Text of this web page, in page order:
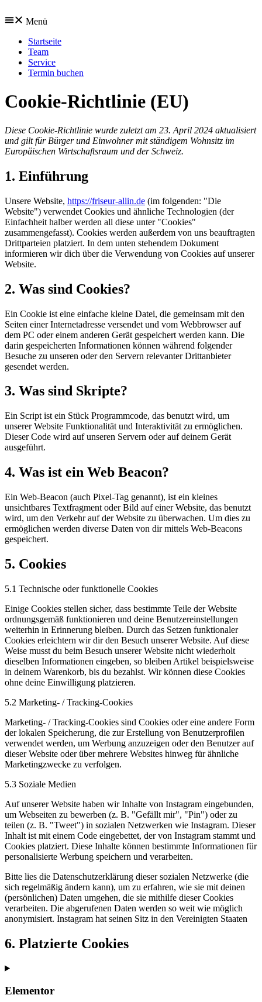
Inhalt Menü
Startseite
Team
Service
Termin buchen
Cookie-Richtlinie (EU)
Diese Cookie-Richtlinie wurde zuletzt am 23. April 2024 aktualisiert
und gilt für Bürger und Einwohner mit ständigem Wohnsitz im
Europäischen Wirtschaftsraum und der Schweiz.
1. Einführung
Unsere Website, https://friseur-allin.de (im folgenden: "Die
Website") verwendet Cookies und ähnliche Technologien (der
Einfachheit halber werden all diese unter "Cookies"
zusammengefasst). Cookies werden außerdem von uns beauftragten
Drittparteien platziert. In dem unten stehendem Dokument
informieren wir dich über die Verwendung von Cookies auf unserer
Website.
2. Was sind Cookies?
Ein Cookie ist eine einfache kleine Datei, die gemeinsam mit den
Seiten einer Internetadresse versendet und vom Webbrowser auf
dem PC oder einem anderen Gerät gespeichert werden kann. Die
darin gespeicherten Informationen können während folgender
Besuche zu unseren oder den Servern relevanter Drittanbieter
gesendet werden.
3. Was sind Skripte?
Ein Script ist ein Stück Programmcode, das benutzt wird, um
unserer Website Funktionalität und Interaktivität zu ermöglichen.
Dieser Code wird auf unseren Servern oder auf deinem Gerät
ausgeführt.
4. Was ist ein Web Beacon?
Ein Web-Beacon (auch Pixel-Tag genannt), ist ein kleines
unsichtbares Textfragment oder Bild auf einer Website, das benutzt
wird, um den Verkehr auf der Website zu überwachen. Um dies zu
ermöglichen werden diverse Daten von dir mittels Web-Beacons
gespeichert.
5. Cookies
5.1 Technische oder funktionelle Cookies
Einige Cookies stellen sicher, dass bestimmte Teile der Website
ordnungsgemäß funktionieren und deine Benutzereinstellungen
weiterhin in Erinnerung bleiben. Durch das Setzen funktionaler
Cookies erleichtern wir dir den Besuch unserer Website. Auf diese
Weise musst du beim Besuch unserer Website nicht wiederholt
dieselben Informationen eingeben, so bleiben Artikel beispielsweise
in deinem Warenkorb, bis du bezahlst. Wir können diese Cookies
ohne deine Einwilligung platzieren.
5.2 Marketing- / Tracking-Cookies
Marketing- / Tracking-Cookies sind Cookies oder eine andere Form
der lokalen Speicherung, die zur Erstellung von Benutzerprofilen
verwendet werden, um Werbung anzuzeigen oder den Benutzer auf
dieser Website oder über mehrere Websites hinweg für ähnliche
Marketingzwecke zu verfolgen.
5.3 Soziale Medien
Auf unserer Website haben wir Inhalte von Instagram eingebunden,
um Webseiten zu bewerben (z. B. "Gefällt mir", "Pin") oder zu
teilen (z. B. "Tweet") in sozialen Netzwerken wie Instagram. Dieser
Inhalt ist mit einem Code eingebettet, der von Instagram stammt und
Cookies platziert. Diese Inhalte können bestimmte Informationen für
personalisierte Werbung speichern und verarbeiten.
Bitte lies die Datenschutzerklärung dieser sozialen Netzwerke (die
sich regelmäßig ändern kann), um zu erfahren, wie sie mit deinen
(persönlichen) Daten umgehen, die sie mithilfe dieser Cookies
verarbeiten. Die abgerufenen Daten werden so weit wie möglich
anonymisiert. Instagram hat seinen Sitz in den Vereinigten Staaten
6. Platzierte Cookies
Elementor